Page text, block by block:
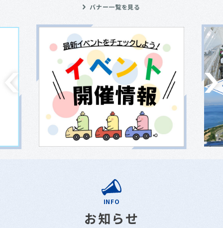
バナー一覧を見る
INFO
お知らせ